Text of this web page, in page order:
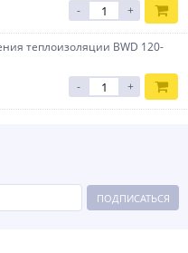
- +
теплоизоляции BWD 120-
- +
ПОДПИСАТЬСЯ